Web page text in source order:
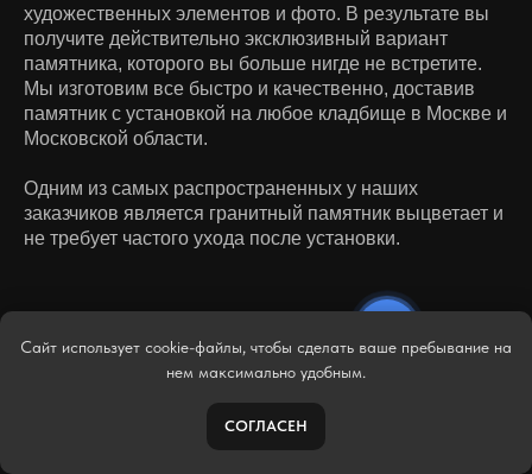
художественных элементов и фото. В результате вы
получите действительно эксклюзивный вариант
памятника, которого вы больше нигде не встретите.
Мы изготовим все быстро и качественно, доставив
памятник с установкой на любое кладбище в Москве и
Московской области.
Одним из самых распространенных у наших
заказчиков является гранитный памятник выцветает и
не требует частого ухода после установки.
ВИДЫ КАМНЯ
Сайт использует cookie-файлы, чтобы сделать ваше пребывание на
нем максимально удобным.
СОГЛАСЕН